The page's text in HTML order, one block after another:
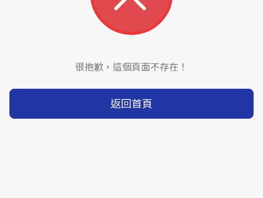
很抱歉，這個頁面不存在！
返回首頁